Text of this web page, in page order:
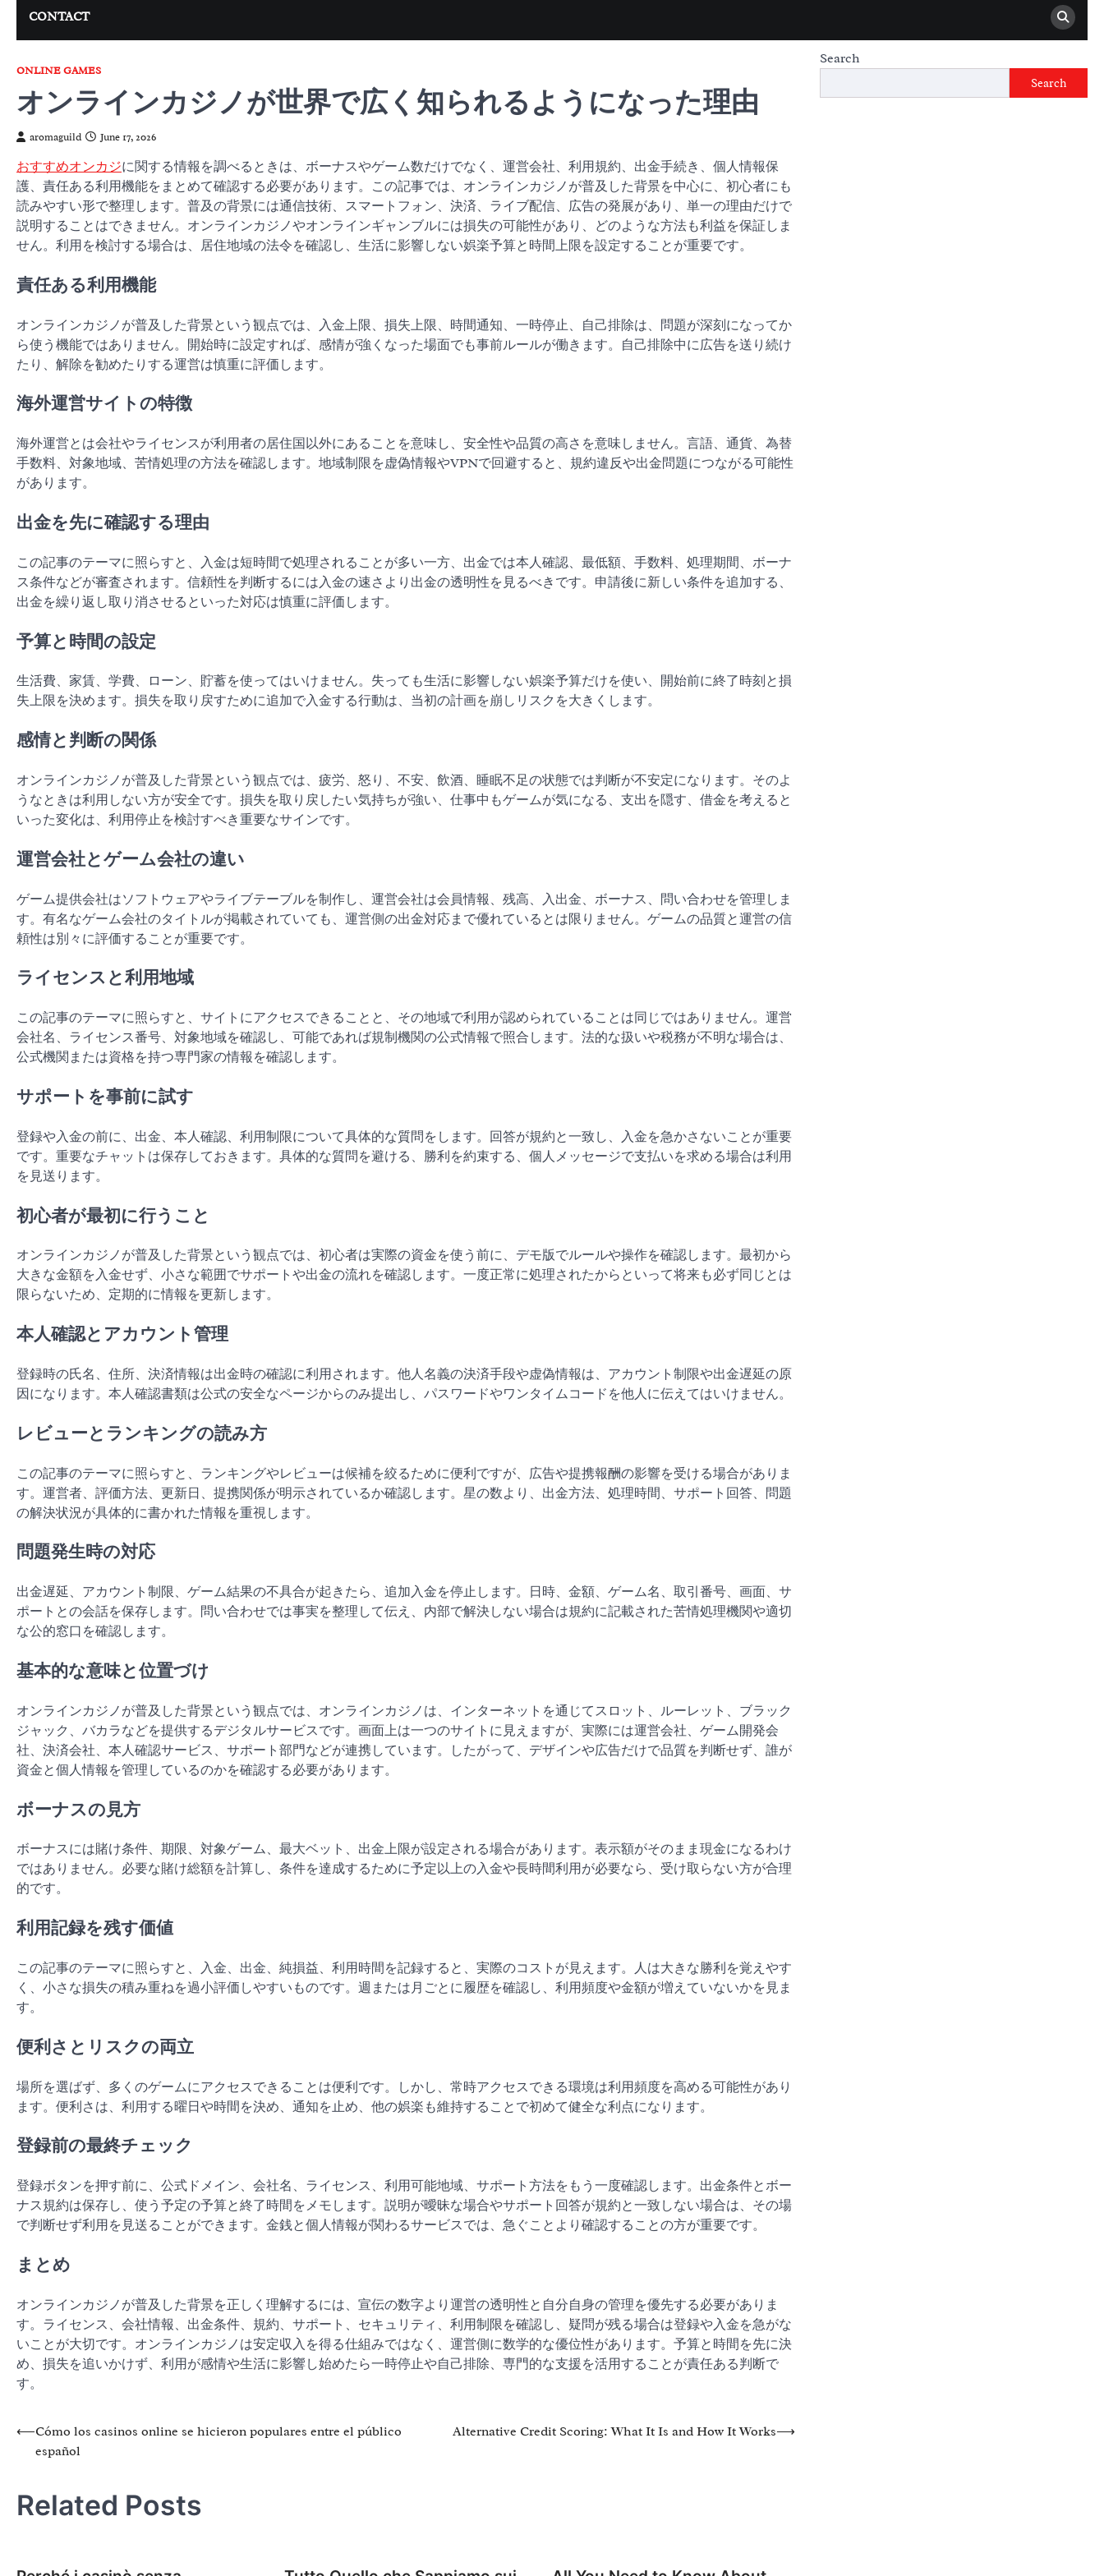
CONTACT
ONLINE GAMES
オンラインカジノが世界で広く知られるようになった理由
aromaguild June 17, 2026
おすすめオンカジに関する情報を調べるときは、ボーナスやゲーム数だけでなく、運営会社、利用規約、出金手続き、個人情報保
護、責任ある利用機能をまとめて確認する必要があります。この記事では、オンラインカジノが普及した背景を中心に、初心者にも
読みやすい形で整理します。普及の背景には通信技術、スマートフォン、決済、ライブ配信、広告の発展があり、単一の理由だけで
説明することはできません。オンラインカジノやオンラインギャンブルには損失の可能性があり、どのような方法も利益を保証しま
せん。利用を検討する場合は、居住地域の法令を確認し、生活に影響しない娯楽予算と時間上限を設定することが重要です。
責任ある利用機能
オンラインカジノが普及した背景という観点では、入金上限、損失上限、時間通知、一時停止、自己排除は、問題が深刻になってか
ら使う機能ではありません。開始時に設定すれば、感情が強くなった場面でも事前ルールが働きます。自己排除中に広告を送り続け
たり、解除を勧めたりする運営は慎重に評価します。
海外運営サイトの特徴
海外運営とは会社やライセンスが利用者の居住国以外にあることを意味し、安全性や品質の高さを意味しません。言語、通貨、為替
手数料、対象地域、苦情処理の方法を確認します。地域制限を虚偽情報やVPNで回避すると、規約違反や出金問題につながる可能性
があります。
出金を先に確認する理由
この記事のテーマに照らすと、入金は短時間で処理されることが多い一方、出金では本人確認、最低額、手数料、処理期間、ボーナ
ス条件などが審査されます。信頼性を判断するには入金の速さより出金の透明性を見るべきです。申請後に新しい条件を追加する、
出金を繰り返し取り消させるといった対応は慎重に評価します。
予算と時間の設定
生活費、家賃、学費、ローン、貯蓄を使ってはいけません。失っても生活に影響しない娯楽予算だけを使い、開始前に終了時刻と損
失上限を決めます。損失を取り戻すために追加で入金する行動は、当初の計画を崩しリスクを大きくします。
感情と判断の関係
オンラインカジノが普及した背景という観点では、疲労、怒り、不安、飲酒、睡眠不足の状態では判断が不安定になります。そのよ
うなときは利用しない方が安全です。損失を取り戻したい気持ちが強い、仕事中もゲームが気になる、支出を隠す、借金を考えると
いった変化は、利用停止を検討すべき重要なサインです。
運営会社とゲーム会社の違い
ゲーム提供会社はソフトウェアやライブテーブルを制作し、運営会社は会員情報、残高、入出金、ボーナス、問い合わせを管理しま
す。有名なゲーム会社のタイトルが掲載されていても、運営側の出金対応まで優れているとは限りません。ゲームの品質と運営の信
頼性は別々に評価することが重要です。
ライセンスと利用地域
この記事のテーマに照らすと、サイトにアクセスできることと、その地域で利用が認められていることは同じではありません。運営
会社名、ライセンス番号、対象地域を確認し、可能であれば規制機関の公式情報で照合します。法的な扱いや税務が不明な場合は、
公式機関または資格を持つ専門家の情報を確認します。
サポートを事前に試す
登録や入金の前に、出金、本人確認、利用制限について具体的な質問をします。回答が規約と一致し、入金を急かさないことが重要
です。重要なチャットは保存しておきます。具体的な質問を避ける、勝利を約束する、個人メッセージで支払いを求める場合は利用
を見送ります。
初心者が最初に行うこと
オンラインカジノが普及した背景という観点では、初心者は実際の資金を使う前に、デモ版でルールや操作を確認します。最初から
大きな金額を入金せず、小さな範囲でサポートや出金の流れを確認します。一度正常に処理されたからといって将来も必ず同じとは
限らないため、定期的に情報を更新します。
本人確認とアカウント管理
登録時の氏名、住所、決済情報は出金時の確認に利用されます。他人名義の決済手段や虚偽情報は、アカウント制限や出金遅延の原
因になります。本人確認書類は公式の安全なページからのみ提出し、パスワードやワンタイムコードを他人に伝えてはいけません。
レビューとランキングの読み方
この記事のテーマに照らすと、ランキングやレビューは候補を絞るために便利ですが、広告や提携報酬の影響を受ける場合がありま
す。運営者、評価方法、更新日、提携関係が明示されているか確認します。星の数より、出金方法、処理時間、サポート回答、問題
の解決状況が具体的に書かれた情報を重視します。
問題発生時の対応
出金遅延、アカウント制限、ゲーム結果の不具合が起きたら、追加入金を停止します。日時、金額、ゲーム名、取引番号、画面、サ
ポートとの会話を保存します。問い合わせでは事実を整理して伝え、内部で解決しない場合は規約に記載された苦情処理機関や適切
な公的窓口を確認します。
基本的な意味と位置づけ
オンラインカジノが普及した背景という観点では、オンラインカジノは、インターネットを通じてスロット、ルーレット、ブラック
ジャック、バカラなどを提供するデジタルサービスです。画面上は一つのサイトに見えますが、実際には運営会社、ゲーム開発会
社、決済会社、本人確認サービス、サポート部門などが連携しています。したがって、デザインや広告だけで品質を判断せず、誰が
資金と個人情報を管理しているのかを確認する必要があります。
ボーナスの見方
ボーナスには賭け条件、期限、対象ゲーム、最大ベット、出金上限が設定される場合があります。表示額がそのまま現金になるわけ
ではありません。必要な賭け総額を計算し、条件を達成するために予定以上の入金や長時間利用が必要なら、受け取らない方が合理
的です。
利用記録を残す価値
この記事のテーマに照らすと、入金、出金、純損益、利用時間を記録すると、実際のコストが見えます。人は大きな勝利を覚えやす
く、小さな損失の積み重ねを過小評価しやすいものです。週または月ごとに履歴を確認し、利用頻度や金額が増えていないかを見ま
す。
便利さとリスクの両立
場所を選ばず、多くのゲームにアクセスできることは便利です。しかし、常時アクセスできる環境は利用頻度を高める可能性があり
ます。便利さは、利用する曜日や時間を決め、通知を止め、他の娯楽も維持することで初めて健全な利点になります。
登録前の最終チェック
登録ボタンを押す前に、公式ドメイン、会社名、ライセンス、利用可能地域、サポート方法をもう一度確認します。出金条件とボー
ナス規約は保存し、使う予定の予算と終了時間をメモします。説明が曖昧な場合やサポート回答が規約と一致しない場合は、その場
で判断せず利用を見送ることができます。金銭と個人情報が関わるサービスでは、急ぐことより確認することの方が重要です。
まとめ
オンラインカジノが普及した背景を正しく理解するには、宣伝の数字より運営の透明性と自分自身の管理を優先する必要がありま
す。ライセンス、会社情報、出金条件、規約、サポート、セキュリティ、利用制限を確認し、疑問が残る場合は登録や入金を急がな
いことが大切です。オンラインカジノは安定収入を得る仕組みではなく、運営側に数学的な優位性があります。予算と時間を先に決
め、損失を追いかけず、利用が感情や生活に影響し始めたら一時停止や自己排除、専門的な支援を活用することが責任ある判断で
す。
Post
navigation
⟵Cómo los casinos online se hicieron populares entre el público
español
Alternative Credit Scoring: What It Is and How It Works⟶
Related Posts
Search
Search